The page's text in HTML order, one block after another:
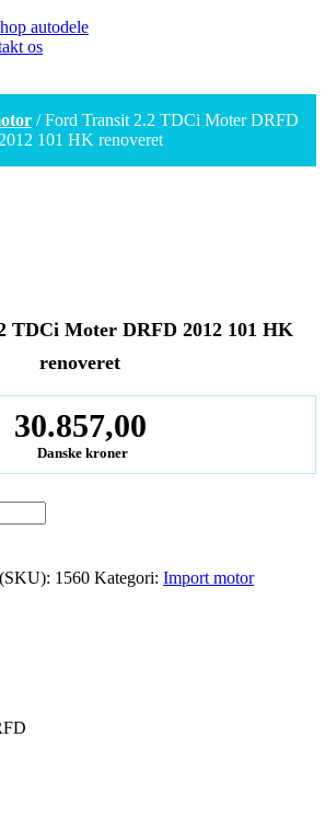
autodele
os
/ Ford Transit 2.2 TDCi Moter DRFD
2012 101 HK renoveret
TDCi Moter DRFD 2012 101 HK
renoveret
30.857,00
Danske kroner
1560 Kategori: Import motor